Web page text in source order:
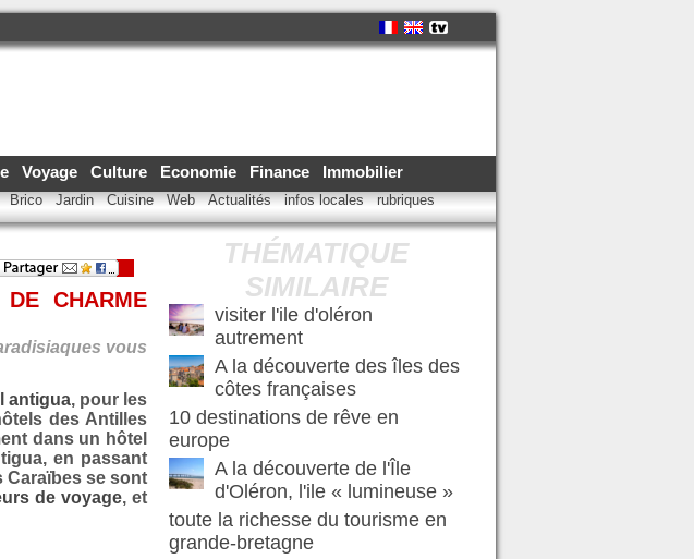
Voyage Culture Economie Finance Immobilier
Brico Jardin Cuisine Web Actualités infos locales rubriques
DE CHARME
vous
antigua, pour les
des Antilles
dans un hôtel
en passant
Caraïbes se sont
de voyage, et
THÉMATIQUE
SIMILAIRE
visiter l'ile d'oléron
autrement
A la découverte des îles des
côtes françaises
10 destinations de rêve en
europe
A la découverte de l'Île
d'Oléron, l'ile « lumineuse »
toute la richesse du tourisme en
grande-bretagne